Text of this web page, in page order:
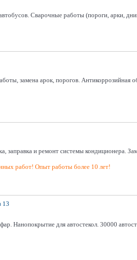
Сварочные работы (пороги, арки,
замена арок, порогов. Антикоррозийная
заправка и ремонт системы кондиционера.
работ! Опыт работы более 10 лет!
13
Нанопокрытие для автостекол. 30000